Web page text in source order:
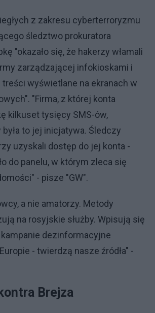
z zakresu cyberterroryzmu
śledztwo prokuratora
"okazało się, że hakerzy włamali
zarządzającej infokioskami i
wyświetlane na ekranach w
"Firma, z której konta
kilkuset tysięcy SMS-ów,
była to jej inicjatywa. Śledczy
uzyskali dostęp do jej konta -
do panelu, w którym zleca się
- pisze "GW".
a nie amatorzy. Metody
na rosyjskie służby. Wpisują się
dezinformacyjne
- twierdzą nasze źródła" -
Brejza